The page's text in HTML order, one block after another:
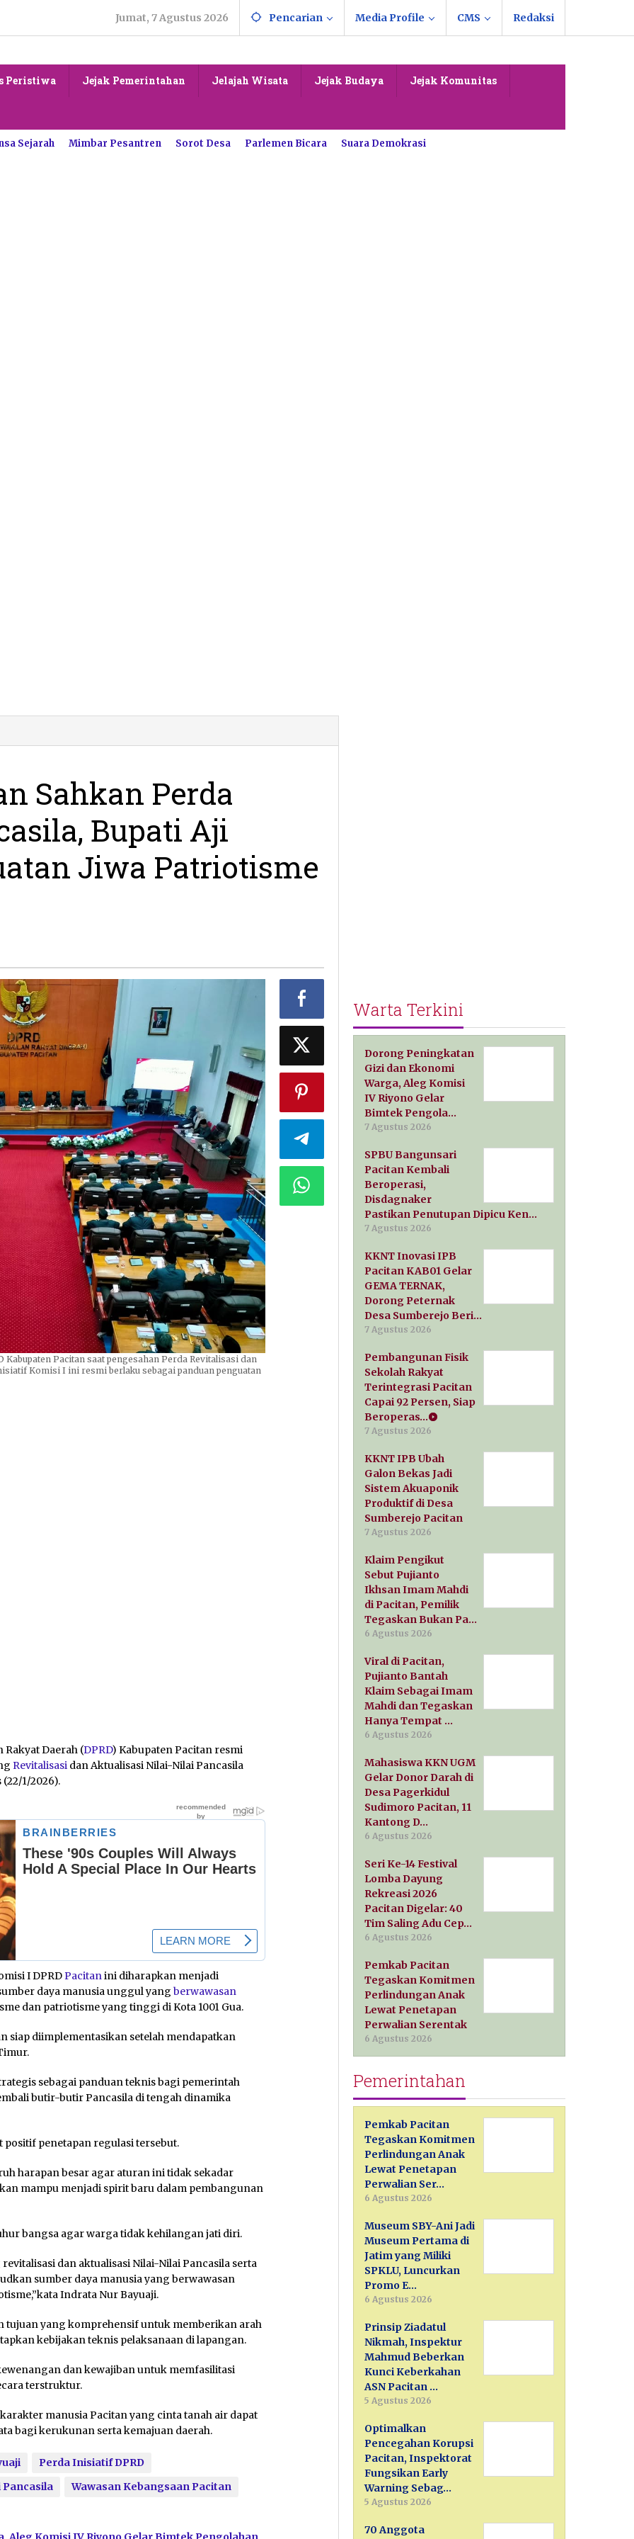
Jumat, 7 Agustus 2026 Pencarian Media Profile CMS Redaksi
Peristiwa Jejak Pemerintahan Jelajah Wisata Jejak Budaya Jejak Komunitas
Sejarah Mimbar Pesantren Sorot Desa Parlemen Bicara Suara Demokrasi
Sahkan Perda
Bupati Aji
Jiwa Patriotisme
Kabupaten Pacitan saat pengesahan Perda Revitalisasi dan
Komisi I ini resmi berlaku sebagai panduan penguatan
Daerah (DPRD) Kabupaten Pacitan resmi
Revitalisasi dan Aktualisasi Nilai-Nilai Pancasila
1/2026).
I DPRDPacitanini diharapkan menjadi
daya manusia unggul yang berwawasan
dan patriotisme yang tinggi di Kota 1001 Gua.
siap diimplementasikan setelah mendapatkan
sebagai panduan teknis bagi pemerintah
butir-butir Pancasila di tengah dinamika
positif penetapan regulasi tersebut.
harapan besar agar aturan ini tidak sekadar
mampu menjadi spirit baru dalam pembangunan
bangsa agar warga tidak kehilangan jati diri.
dan aktualisasi Nilai-Nilai Pancasila serta
sumber daya manusia yang berwawasan
Indrata Nur Bayuaji.
tujuan yang komprehensif untuk memberikan arah
kebijakan teknis pelaksanaan di lapangan.
dan kewajiban untuk memfasilitasi
terstruktur.
manusia Pacitan yang cinta tanah air dapat
bagi kerukunan serta kemajuan daerah.
Perda Inisiatif DPRD
Pancasila Wawasan Kebangsaan Pacitan
Warta Terkini
Dorong Peningkatan
Gizi dan Ekonomi
Warga, Aleg Komisi
IV Riyono Gelar
Bimtek Pengola…
7 Agustus 2026
SPBU Bangunsari
Pacitan Kembali
Beroperasi,
Disdagnaker
Pastikan Penutupan Dipicu Ken…
7 Agustus 2026
KKNT Inovasi IPB
Pacitan KAB01 Gelar
GEMA TERNAK,
Dorong Peternak
Desa Sumberejo Beri…
7 Agustus 2026
Pembangunan Fisik
Sekolah Rakyat
Terintegrasi Pacitan
Capai 92 Persen, Siap
Beroperas…
7 Agustus 2026
KKNT IPB Ubah
Galon Bekas Jadi
Sistem Akuaponik
Produktif di Desa
Sumberejo Pacitan
7 Agustus 2026
Klaim Pengikut
Sebut Pujianto
Ikhsan Imam Mahdi
di Pacitan, Pemilik
Tegaskan Bukan Pa…
6 Agustus 2026
Viral di Pacitan,
Pujianto Bantah
Klaim Sebagai Imam
Mahdi dan Tegaskan
Hanya Tempat …
6 Agustus 2026
Mahasiswa KKN UGM
Gelar Donor Darah di
Desa Pagerkidul
Sudimoro Pacitan, 11
Kantong D…
6 Agustus 2026
Seri Ke-14 Festival
Lomba Dayung
Rekreasi 2026
Pacitan Digelar: 40
Tim Saling Adu Cep…
6 Agustus 2026
Pemkab Pacitan
Tegaskan Komitmen
Perlindungan Anak
Lewat Penetapan
Perwalian Serentak
6 Agustus 2026
Pemerintahan
Pemkab Pacitan
Tegaskan Komitmen
Perlindungan Anak
Lewat Penetapan
Perwalian Ser…
6 Agustus 2026
Museum SBY-Ani Jadi
Museum Pertama di
Jatim yang Miliki
SPKLU, Luncurkan
Promo E…
6 Agustus 2026
Prinsip Ziadatul
Nikmah, Inspektur
Mahmud Beberkan
Kunci Keberkahan
ASN Pacitan …
5 Agustus 2026
Optimalkan
Pencegahan Korupsi
Pacitan, Inspektorat
Fungsikan Early
Warning Sebag…
5 Agustus 2026
70 Anggota